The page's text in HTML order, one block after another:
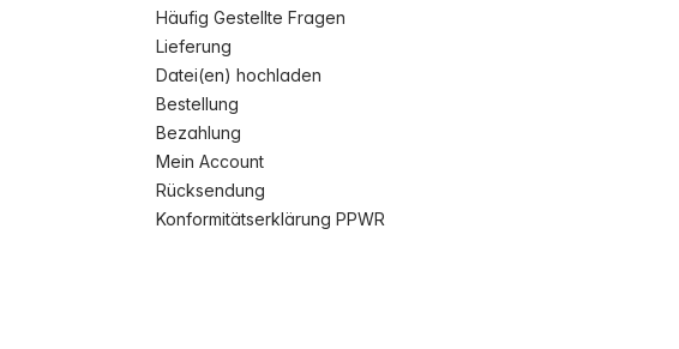
Häufig Gestellte Fragen
Lieferung
Datei(en) hochladen
Bestellung
Bezahlung
Mein Account
Rücksendung
Konformitätserklärung PPWR